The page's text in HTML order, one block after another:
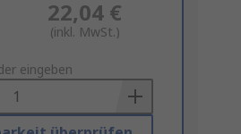
22,04 €
(inkl. MwSt.)
eingeben